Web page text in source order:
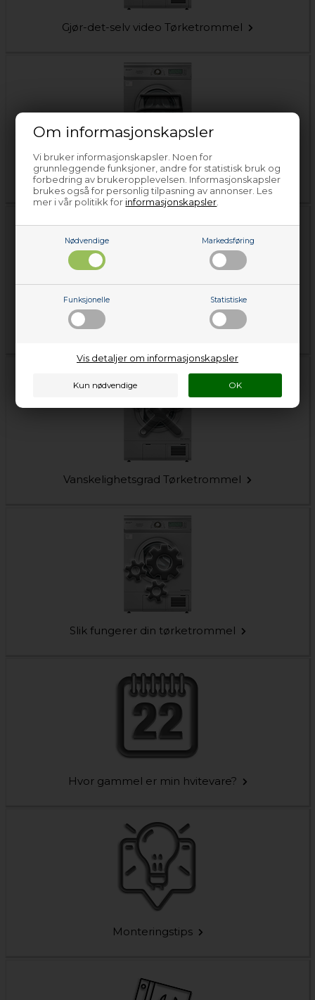
Om informasjonskapsler
Vi bruker informasjonskapsler. Noen for
grunnleggende funksjoner, andre for statistisk bruk og
forbedring av brukeropplevelsen. Informasjonskapsler
brukes også for personlig tilpasning av annonser. Les
mer i vår politikk for informasjonskapsler
Nødvendige Markedsføring
Funksjonelle Statistiske
Vis detaljer om informasjonskapsler
Gjør-det-selv video Tørketrommel
Symboler på tørketrommel
Typeskilt Tørketrommel
Vanskelighetsgrad Tørketrommel
Slik fungerer din tørketrommel
Hvor gammel er min hvitevare?
Monteringstips